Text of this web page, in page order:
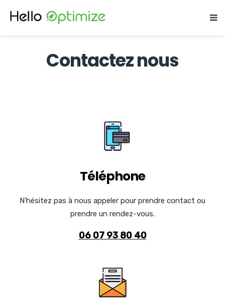
Contactez nous
Téléphone
N’hésitez pas à nous appeler pour prendre contact ou
prendre un rendez-vous.
06 07 93 80 40